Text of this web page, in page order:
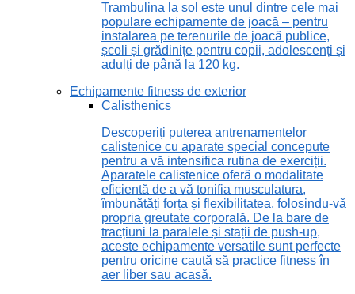
Trambulina la sol este unul dintre cele mai
populare echipamente de joacă – pentru
instalarea pe terenurile de joacă publice,
școli și grădinițe pentru copii, adolescenți și
adulți de până la 120 kg.
Echipamente fitness de exterior
Calisthenics
Descoperiți puterea antrenamentelor
calistenice cu aparate special concepute
pentru a vă intensifica rutina de exerciții.
Aparatele calistenice oferă o modalitate
eficientă de a vă tonifia musculatura,
îmbunătăți forța și flexibilitatea, folosindu-vă
propria greutate corporală. De la bare de
tracțiuni la paralele și stații de push-up,
aceste echipamente versatile sunt perfecte
pentru oricine caută să practice fitness în
aer liber sau acasă.